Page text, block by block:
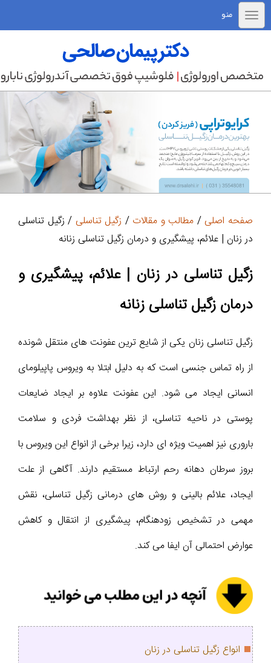
منو
صفحه اصلی / مطالب و مقالات / زگیل تناسلی / زگیل تناسلی
در زنان | علائم، پیشگیری و درمان زگیل تناسلی زنانه
زگیل تناسلی در زنان | علائم، پیشگیری و
درمان زگیل تناسلی زنانه
زگیل تناسلی زنان یکی از شایع‌ ترین عفونت‌ های منتقل‌ شونده
از راه تماس جنسی است که به دلیل ابتلا به ویروس پاپیلومای
انسانی ایجاد می‌ شود. این عفونت علاوه بر ایجاد ضایعات
پوستی در ناحیه تناسلی، از نظر بهداشت فردی و سلامت
باروری نیز اهمیت ویژه‌ ای دارد، زیرا برخی از انواع این ویروس با
بروز سرطان دهانه رحم ارتباط مستقیم دارند. آگاهی از علت
ایجاد، علائم بالینی و روش‌ های درمانی زگیل تناسلی، نقش
مهمی در تشخیص زودهنگام، پیشگیری از انتقال و کاهش
عوارض احتمالی آن ایفا می‌ کند.
انواع زگیل تناسلی در زنان